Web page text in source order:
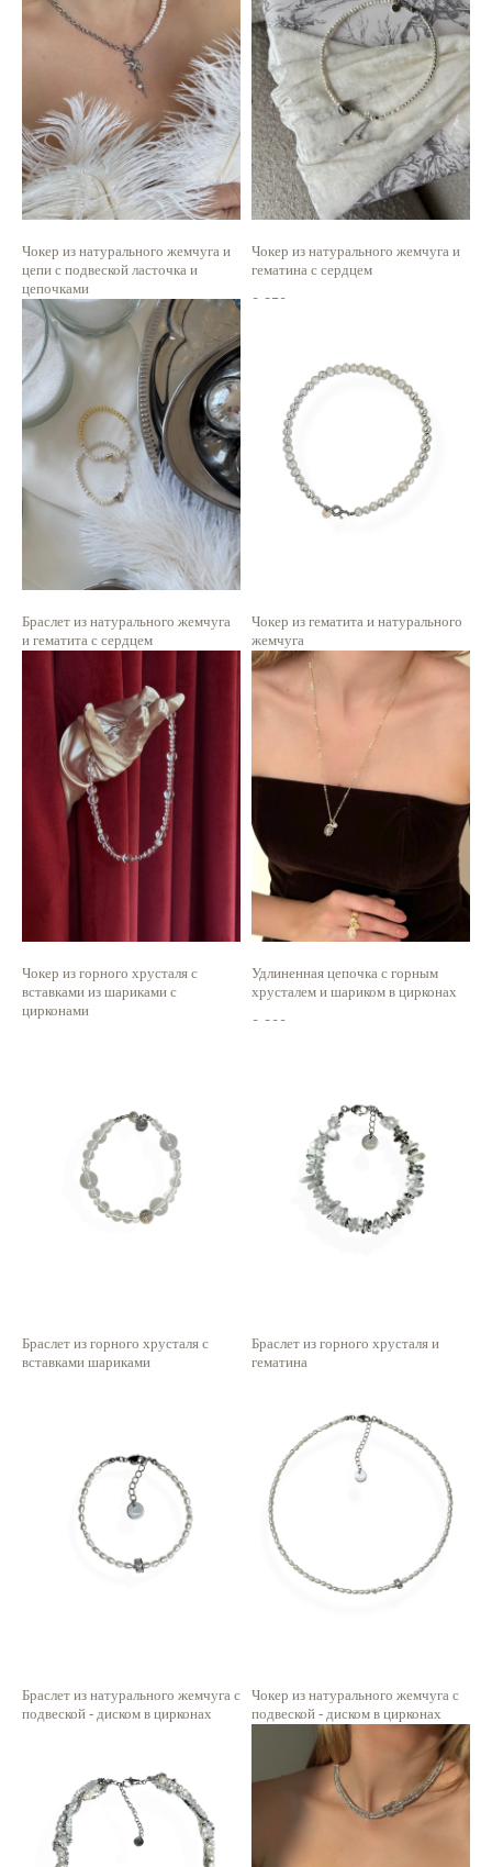
Чокер из натурального жемчуга и
цепи с подвеской ласточка и
цепочками
2 450 р.
Чокер из натурального жемчуга и
гематина с сердцем
2 350
Браслет из натурального жемчуга
и гематита с сердцем
Чокер из гематита и натурального
жемчуга
4 100 р.
Чокер из горного хрусталя с
вставками из шариками с
цирконами
Удлиненная цепочка с горным
хрусталем и шариком в цирконах
2 300
Браслет из горного хрусталя с
вставками шариками
Браслет из горного хрусталя и
гематина
Браслет из натурального жемчуга с
подвеской - диском в цирконах
Чокер из натурального жемчуга с
подвеской - диском в цирконах